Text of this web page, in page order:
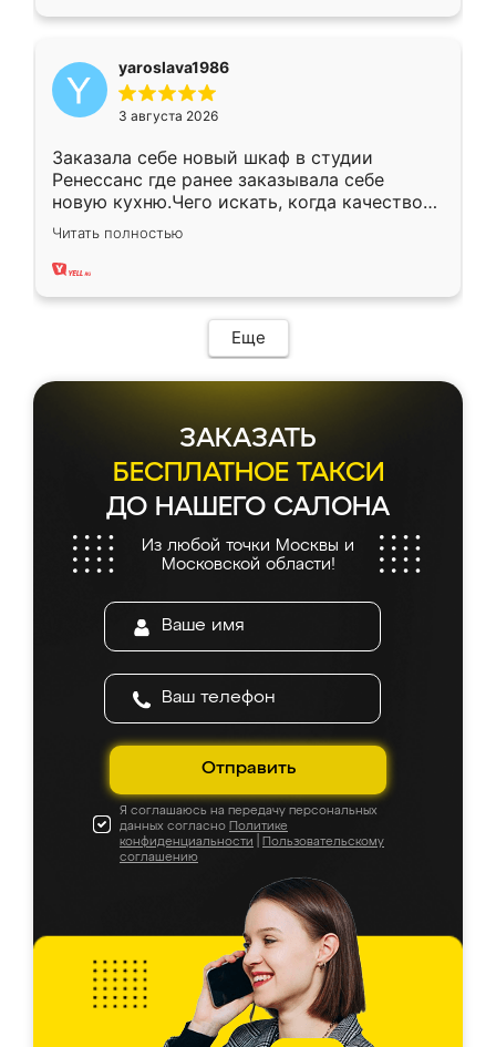
yaroslava1986
3 августа 2026
Заказала себе новый шкаф в студии
Ренессанс где ранее заказывала себе
новую кухню.Чего искать, когда качеством
вполне довольна. Служит кухня уже почти
два года, нареканий нет.
Читать полностью
Еще
ЗАКАЗАТЬ
БЕСПЛАТНОЕ ТАКСИ
ДО НАШЕГО САЛОНА
Из любой точки Москвы и
Московской области!
Отправить
Я соглашаюсь на передачу персональных
данных согласно Политике
конфиденциальности
Пользовательскому
соглашению